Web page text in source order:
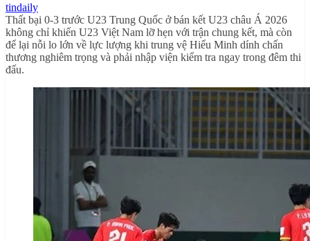
tindaily
Thất bại 0-3 trước U23 Trung Quốc ở bán kết U23 châu Á 2026
không chỉ khiến U23 Việt Nam lỡ hẹn với trận chung kết, mà còn
để lại nỗi lo lớn về lực lượng khi trung vệ Hiểu Minh dính chấn
thương nghiêm trọng và phải nhập viện kiểm tra ngay trong đêm thi
đấu.